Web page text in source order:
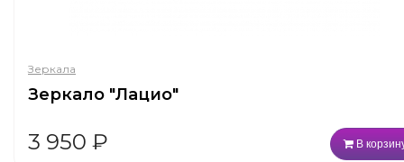
Зеркала
Зеркало "Лацио"
3 950 ₽ В